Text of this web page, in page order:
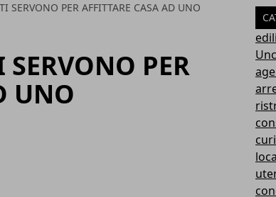
SERVONO PER AFFITTARE CASA AD UNO
PER
UNO